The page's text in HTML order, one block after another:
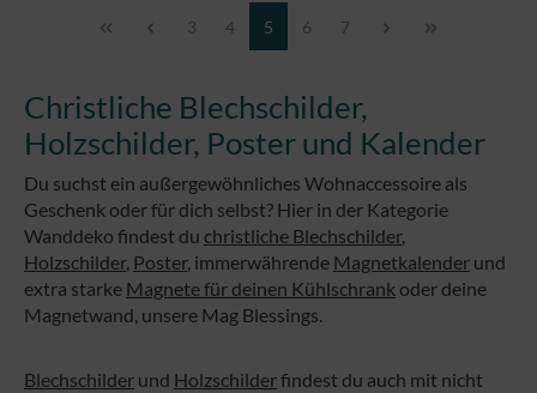
Seite
3 Seite
4 Seite
5 Seite
6 Seite
7
Christliche Blechschilder,
Holzschilder, Poster und Kalender
Du suchst ein außergewöhnliches Wohnaccessoire als
Geschenk oder für dich selbst? Hier in der Kategorie
Wanddeko findest du christliche Blechschilder,
Holzschilder, Poster, immerwährende Magnetkalender und
extra starke Magnete für deinen Kühlschrank oder deine
Magnetwand, unsere Mag Blessings.
Blechschilder und Holzschilderfindest du auch mit nicht